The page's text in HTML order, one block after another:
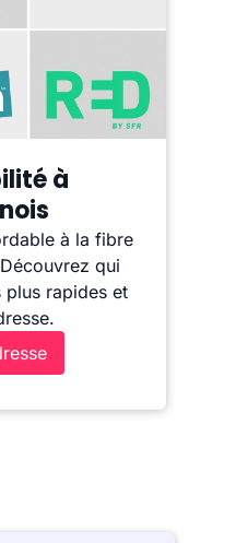
à
à la fibre
qui
rapides et